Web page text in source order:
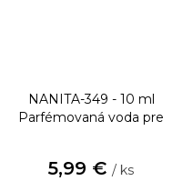
NANITA-349 - 10 ml
Parfémovaná voda pre
5,99 € / ks